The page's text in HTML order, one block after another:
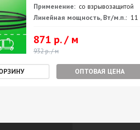
Применение: со взрывозащитой
Линейная мощность, Вт/м.п.: 11
871 р. / м
932 р. / м
ОПТОВАЯ ЦЕНА